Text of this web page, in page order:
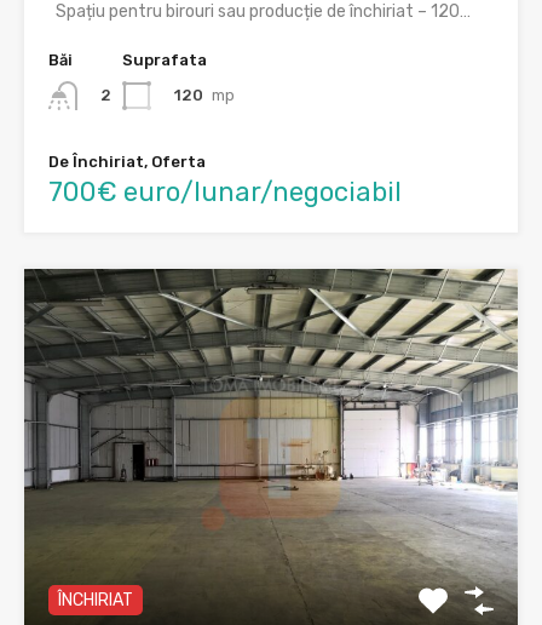
Spațiu pentru birouri sau producție de închiriat – 120…
Băi
2
Suprafata
120 mp
De Închiriat, Oferta
700€ euro/lunar/negociabil
ÎNCHIRIAT